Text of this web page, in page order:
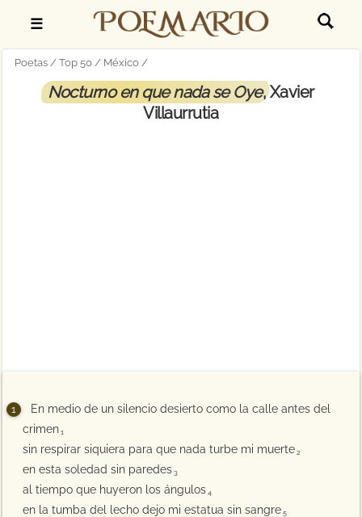
☰
Poetas Top 50 México
Nocturno en que nada se Oye, Xavier
Villaurrutia
En medio de un silencio desierto como la calle antes del
crimen 1
sin respirar siquiera para que nada turbe mi muerte 2
en esta soledad sin paredes 3
al tiempo que huyeron los ángulos 4
en la tumba del lecho dejo mi estatua sin sangre 5